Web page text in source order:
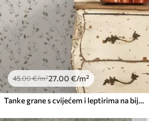
45.00€/m²27.00 €/m²
Tanke grane s cvijećem i leptirima na bijeloj pozadini